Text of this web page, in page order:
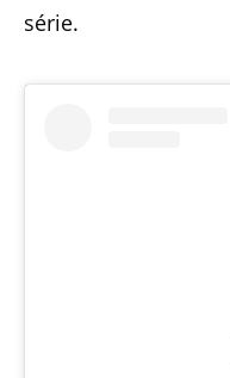
série.